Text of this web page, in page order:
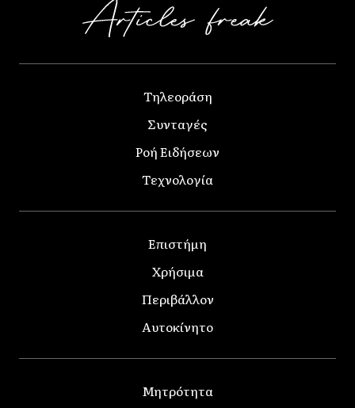
Τηλεοράση
Συνταγές
Ροή Ειδήσεων
Τεχνολογία
Επιστήμη
Χρήσιμα
Περιβάλλον
Αυτοκίνητο
Μητρότητα